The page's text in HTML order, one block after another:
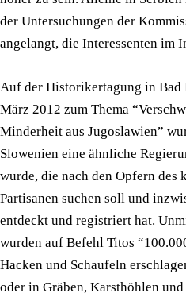
der Untersuchungen der
angelangt, die Interessenten im
Auf der Historikertagung in Bad
März 2012 zum Thema
Minderheit aus Jugoslawien”
Slowenien eine ähnliche
wurde, die nach den Opfern des
Partisanen suchen soll und
entdeckt und registriert hat.
wurden auf Befehl Titos
Hacken und Schaufeln
oder in Gräben, Karsthöhlen